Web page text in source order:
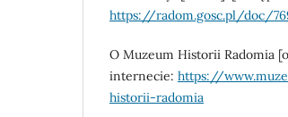
https://radom.gosc.pl/doc/
O Muzeum Historii Radomia
internecie: https://
historii-radomia